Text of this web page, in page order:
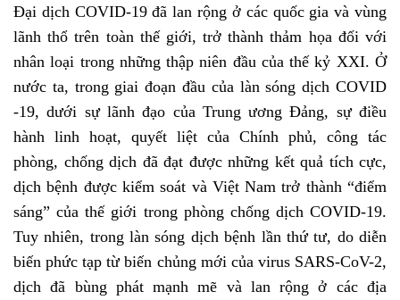
Đại dịch COVID-19 đã lan rộng ở các quốc gia và vùng
lãnh thổ trên toàn thế giới, trở thành thảm họa đối với
nhân loại trong những thập niên đầu của thế kỷ XXI. Ở
nước ta, trong giai đoạn đầu của làn sóng dịch COVID
-19, dưới sự lãnh đạo của Trung ương Đảng, sự điều
hành linh hoạt, quyết liệt của Chính phủ, công tác
phòng, chống dịch đã đạt được những kết quả tích cực,
dịch bệnh được kiểm soát và Việt Nam trở thành “điểm
sáng” của thế giới trong phòng chống dịch COVID-19.
Tuy nhiên, trong làn sóng dịch bệnh lần thứ tư, do diễn
biến phức tạp từ biến chủng mới của virus SARS-CoV-2,
dịch đã bùng phát mạnh mẽ và lan rộng ở các địa